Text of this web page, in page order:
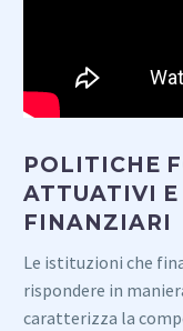
POLITICHE
ATTUATIVI
FINANZIARI
Le istituzioni che
rispondere in
caratterizza la